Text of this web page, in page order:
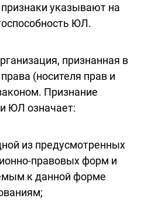
указывают на
ЮЛ.
признанная в
(носителя прав и
Признание
ЮЛ означает:
из предусмотренных
правовых форм и
к данной форме